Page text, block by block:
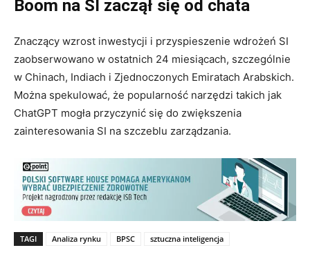
Boom na SI zaczął się od chata
Znaczący wzrost inwestycji i przyspieszenie wdrożeń SI
zaobserwowano w ostatnich 24 miesiącach, szczególnie
w Chinach, Indiach i Zjednoczonych Emiratach Arabskich.
Można spekulować, że popularność narzędzi takich jak
ChatGPT mogła przyczynić się do zwiększenia
zainteresowania SI na szczeblu zarządzania.
TAGI Analiza rynku BPSC sztuczna inteligencja